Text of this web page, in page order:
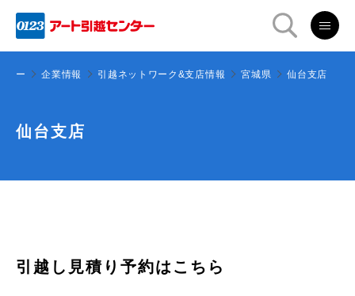
ター 企業情報 引越ネットワーク&支店情報 宮城県 仙台支店
仙台支店
引越し見積り予約はこちら